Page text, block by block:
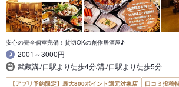
安心の完全個室完備！貸切OKの創作居酒屋♪
2001～3000円
武蔵溝ﾉ口駅より徒歩4分/溝ﾉ口駅より徒歩5分
【アプリ予約限定】最大800ポイント還元対象店 口コミ投稿